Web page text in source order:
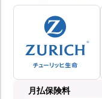
月払保険料